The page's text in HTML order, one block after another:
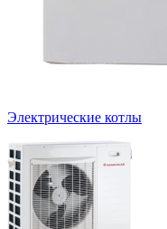
Электрические котлы